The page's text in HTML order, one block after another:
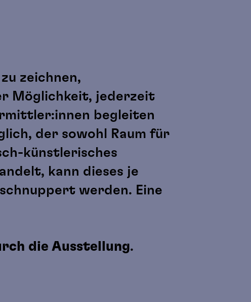
zeichnen,
Möglichkeit, jederzeit
begleiten
der sowohl Raum für
künstlerisches
kann dieses je
werden. Eine
die Ausstellung.